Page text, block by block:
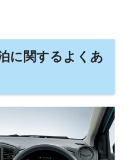
に関するよくあ